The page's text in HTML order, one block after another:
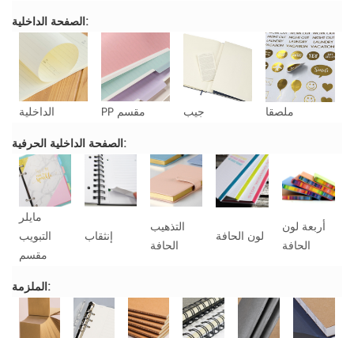
الصفحة الداخلية:
الداخلية PP مقسم جيب
ملصقا
الصفحة الداخلية الحرفية:
مايلر
التبويب
مقسم
إنثقاب
التذهيب
الحافة
لون الحافة
أربعة لون
الحافة
الملزمة: